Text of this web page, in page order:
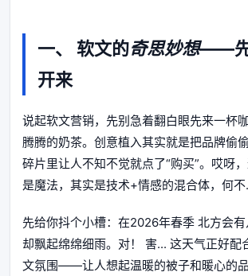
一、 软文的奇思妙想——先
开来
说起软文营销，先别急着翻白眼先来一
腾腾的奶茶。创意植入其实就是把品牌偷
碎片里让人不知不觉就点了“购买”。哎呀
是魔法，其实是技术+情感的混合体，何不
先给你抖个小槽：在2026年春季 北方会
却飘起绵绵细雨。对！ 害... 这天气正好配
文氛围——让人想起温暖的被子和暖心的品